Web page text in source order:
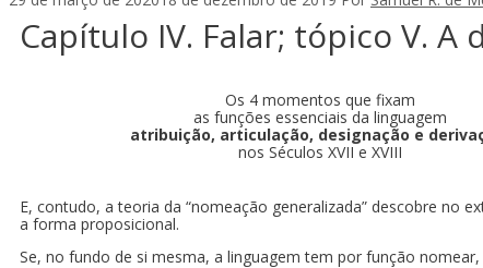
Capítulo IV. Falar; tópico V. A
Os 4 momentos que fixam
as funções essenciais da linguagem
atribuição, articulação, designação e
nos Séculos XVII e XVIII
E, contudo, a teoria da “nomeação generalizada” descobre no
a forma proposicional.
Se, no fundo de si mesma, a linguagem tem por função